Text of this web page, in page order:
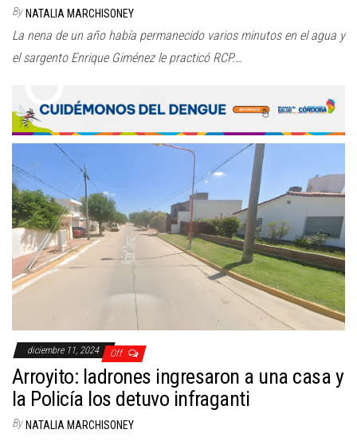
By NATALIA MARCHISONEY
La nena de un año había permanecido varios minutos en el agua y
el sargento Enrique Giménez le practicó RCP.…
diciembre 11, 2024 Off
Arroyito: ladrones ingresaron a una casa y
la Policía los detuvo infraganti
By NATALIA MARCHISONEY